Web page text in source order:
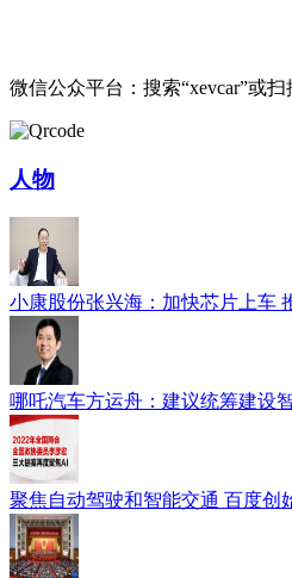
微信公众平台：搜索“xevcar”或
人物
小康股份张兴海：加快芯片上车
哪吒汽车方运舟：建议统筹建设
聚焦自动驾驶和智能交通 百度创